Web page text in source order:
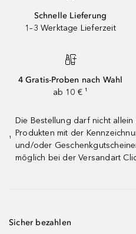
Schnelle Lieferung
1–3 Werktage Lieferzeit
4 Gratis-Proben nach Wahl
ab 10 € ¹
¹
Die Bestellung darf nicht
Produkten mit der
und/oder
möglich bei der Versandart
Sicher bezahlen